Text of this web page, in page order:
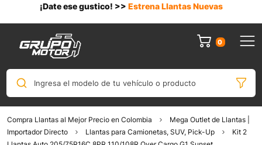
¡Date ese gustico! >> Estrena Llantas Nuevas
0
Ingresa el modelo de tu vehículo o producto
Compra Llantas al Mejor Precio en Colombia
Mega Outlet de Llantas |
Importador Directo
Llantas para Camionetas, SUV, Pick-Up
Kit 2